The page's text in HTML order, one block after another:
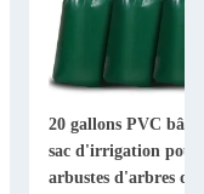
20 gallons PVC
sac d'irrigation pour
arbustes d'arbres